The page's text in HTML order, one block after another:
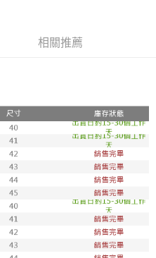
免運費
免運費
免運費
相關推薦